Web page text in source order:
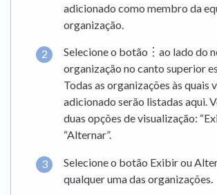
adicionado como membro da
organização.
Selecione o botão︙ao lado do
organização no canto superior
Todas as organizações às quais
adicionado serão listadas aqui.
duas opções de visualização:
“Alternar”.
Selecione o botão Exibir ou
qualquer uma das organizações.